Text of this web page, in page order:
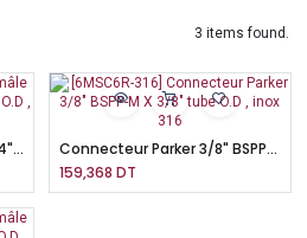
3 items found.
Connecteur mâle Parker 1/4" BSPP-M X 3/8" tube O.D , inox 316
Connecteur Parker 3/8" BSPP-M X 3/8" tube O.D , inox 316
159,368 DT